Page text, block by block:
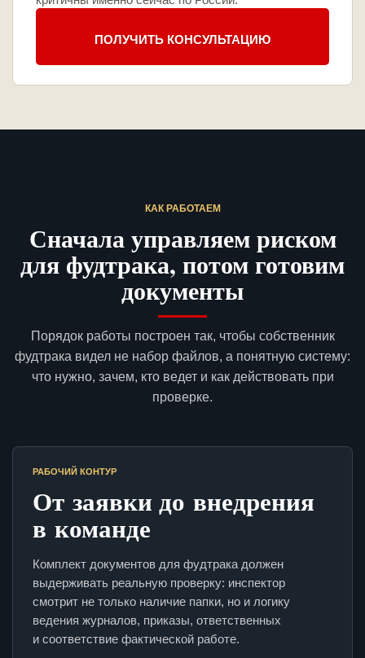
ПОЛУЧИТЬ КОНСУЛЬТАЦИЮ
КАК РАБОТАЕМ
Сначала управляем риском
для фудтрака, потом готовим
документы
Порядок работы построен так, чтобы собственник
фудтрака видел не набор файлов, а понятную систему:
что нужно, зачем, кто ведет и как действовать при
проверке.
РАБОЧИЙ КОНТУР
От заявки до внедрения
в команде
Комплект документов для фудтрака должен
выдерживать реальную проверку: инспектор
смотрит не только наличие папки, но и логику
ведения журналов, приказы, ответственных
и соответствие фактической работе.